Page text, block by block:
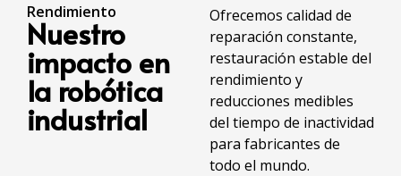
Rendimiento
Nuestro
impacto en
la robótica
industrial
Ofrecemos calidad de
reparación constante,
restauración estable del
rendimiento y
reducciones medibles
del tiempo de inactividad
para fabricantes de
todo el mundo.